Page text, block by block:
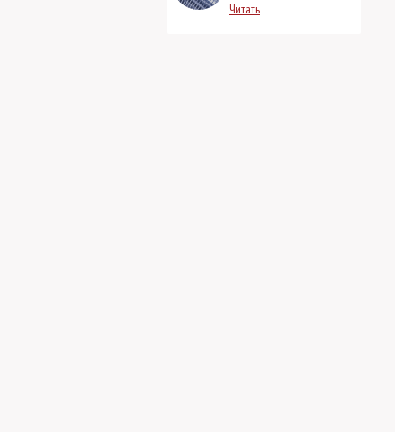
Читать